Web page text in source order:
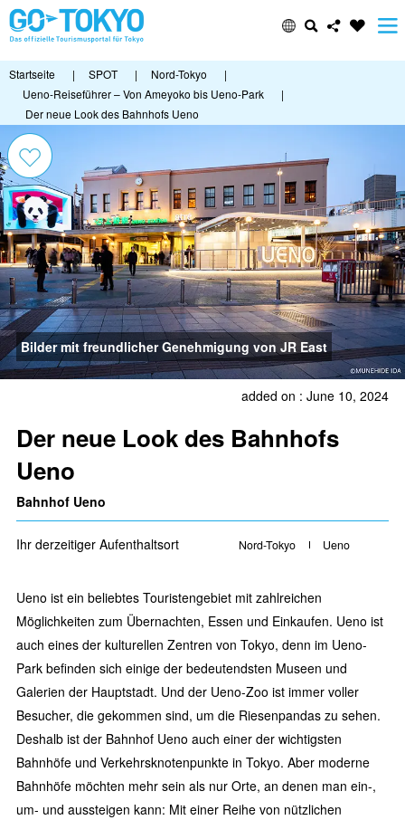
Startseite | SPOT | Nord-Tokyo
|
Ueno-Reiseführer – Von Ameyoko bis Ueno-Park
|
Der neue Look des Bahnhofs Ueno
Bilder mit freundlicher Genehmigung von JR East
added on : June 10, 2024
Der neue Look des Bahnhofs
Ueno
Bahnhof Ueno
Ihr derzeitiger Aufenthaltsort Nord-Tokyo Ueno
Ueno ist ein beliebtes Touristengebiet mit zahlreichen
Möglichkeiten zum Übernachten, Essen und Einkaufen. Ueno ist
auch eines der kulturellen Zentren von Tokyo, denn im Ueno-
Park befinden sich einige der bedeutendsten Museen und
Galerien der Hauptstadt. Und der Ueno-Zoo ist immer voller
Besucher, die gekommen sind, um die Riesenpandas zu sehen.
Deshalb ist der Bahnhof Ueno auch einer der wichtigsten
Bahnhöfe und Verkehrsknotenpunkte in Tokyo. Aber moderne
Bahnhöfe möchten mehr sein als nur Orte, an denen man ein-,
um- und aussteigen kann: Mit einer Reihe von nützlichen